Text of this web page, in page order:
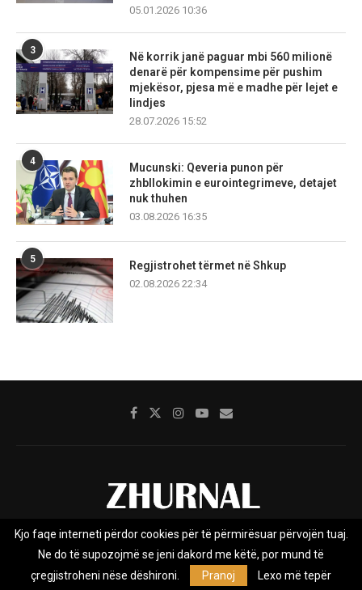
05.01.2026 10:36
3
Në korrik janë paguar mbi 560 milionë
denarë për kompensime për pushim
mjekësor, pjesa më e madhe për lejet e
lindjes
28.07.2026 15:52
4
Mucunski: Qeveria punon për
zhbllokimin e eurointegrimeve, detajet
nuk thuhen
03.08.2026 16:35
5
Regjistrohet tërmet në Shkup
02.08.2026 22:34
Rreth nesh Impresumi Marketing
Privacy Policy
Kjo faqe interneti përdor cookies për të përmirësuar përvojën tuaj.
Ne do të supozojmë se jeni dakord me këtë, por mund të
çregjistroheni nëse dëshironi.
Pranoj Lexo më tepër